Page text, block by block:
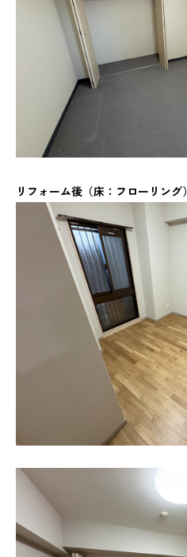
リフォーム後（床：フローリング）